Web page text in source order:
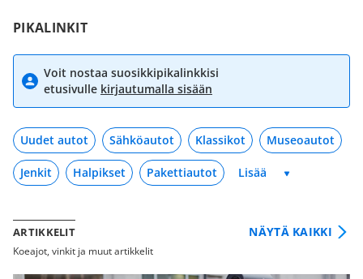
PIKALINKIT
Voit nostaa suosikkipikalinkkisi
etusivulle kirjautumalla sisään
Uudet autot Sähköautot Klassikot Museoautot
Jenkit Halpikset Pakettiautot
ARTIKKELIT NÄYTÄ KAIKKI
Koeajot, vinkit ja muut artikkelit